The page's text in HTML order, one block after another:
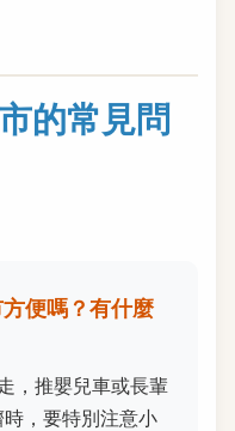
的常見問
便嗎？有什麼
，推嬰兒車或長輩
，要特別注意小